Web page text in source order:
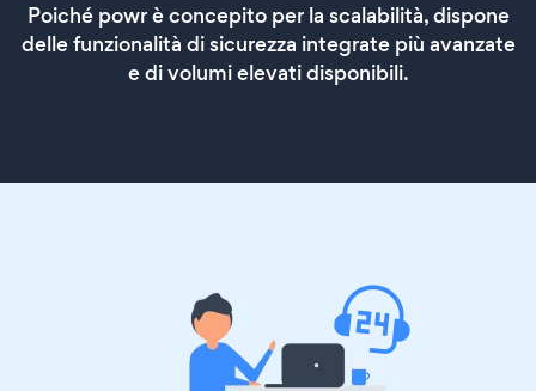
Poiché powr è concepito per la scalabilità, dispone
delle funzionalità di sicurezza integrate più avanzate
e di volumi elevati disponibili.